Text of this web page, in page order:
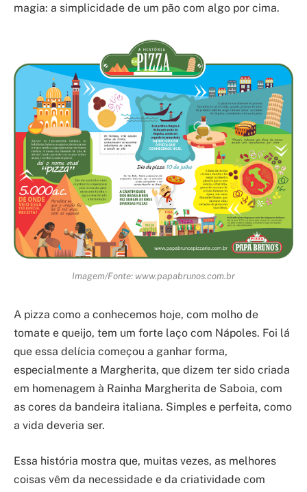
magia: a simplicidade de um pão com algo por cima.
Imagem/Fonte: www.papabrunos.com.br
A pizza como a conhecemos hoje, com molho de
tomate e queijo, tem um forte laço com Nápoles. Foi lá
que essa delícia começou a ganhar forma,
especialmente a Margherita, que dizem ter sido criada
em homenagem à Rainha Margherita de Saboia, com
as cores da bandeira italiana. Simples e perfeita, como
a vida deveria ser.
Essa história mostra que, muitas vezes, as melhores
coisas vêm da necessidade e da criatividade com